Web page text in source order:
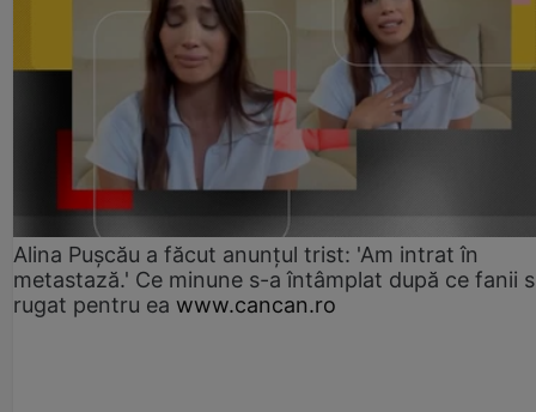
Alina Pușcău a făcut anunțul trist: 'Am intrat în
metastază.' Ce minune s-a întâmplat după ce fanii
rugat pentru ea www.cancan.ro